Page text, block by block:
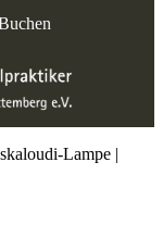
Lampe |